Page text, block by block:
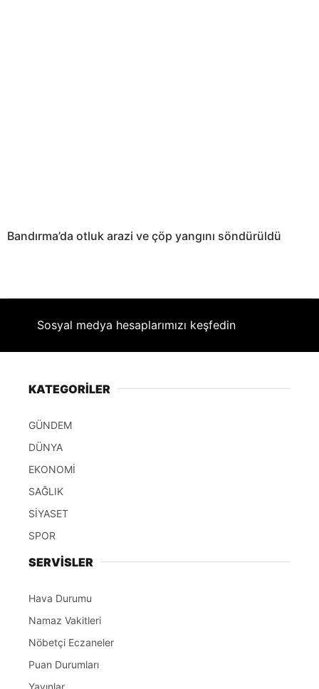
Bandırma’da otluk arazi ve çöp yangını söndürüldü
Sosyal medya hesaplarımızı keşfedin
KATEGORİLER
GÜNDEM
DÜNYA
EKONOMİ
SAĞLIK
SİYASET
SPOR
SERVİSLER
Hava Durumu
Namaz Vakitleri
Nöbetçi Eczaneler
Puan Durumları
Yayınlar